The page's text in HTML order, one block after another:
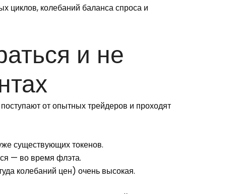
циклов, колебаний баланса спроса и
и не
от опытных трейдеров и проходят
существующих токенов.
— во время флэта.
колебаний цен) очень высокая.